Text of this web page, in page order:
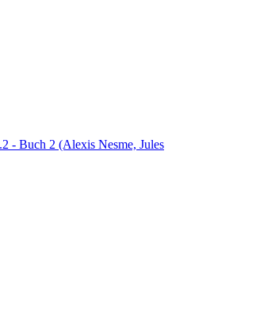
- Buch 2 (Alexis Nesme, Jules